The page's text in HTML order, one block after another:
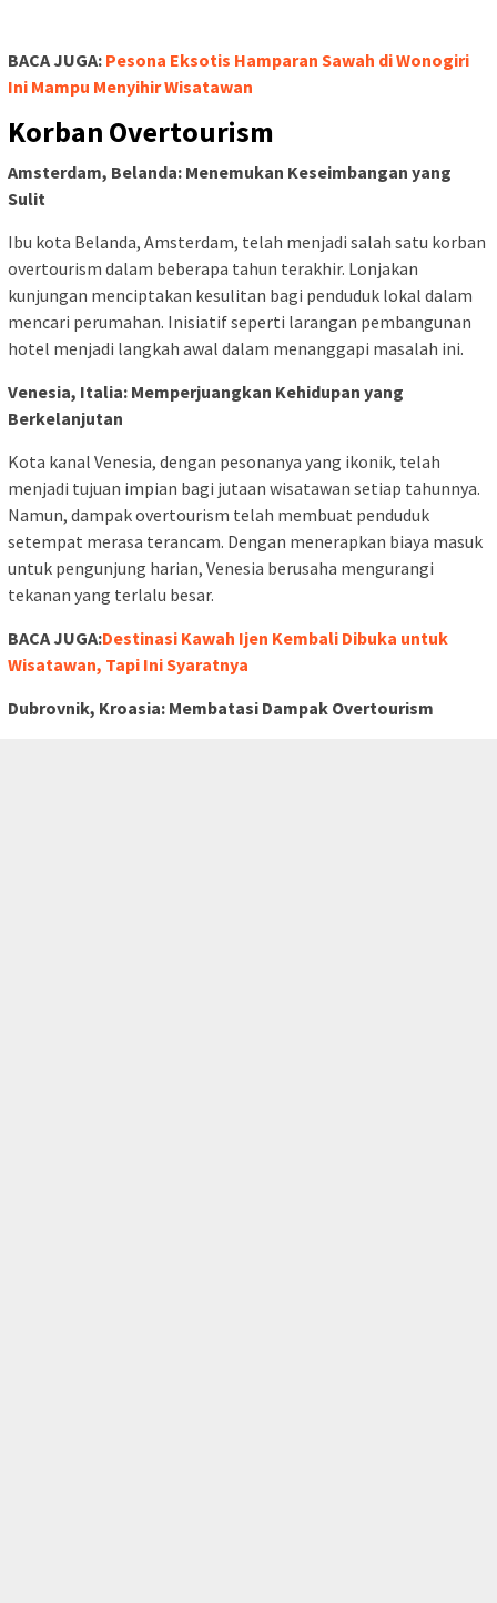
BACA JUGA: Pesona Eksotis Hamparan Sawah di Wonogiri
Ini Mampu Menyihir Wisatawan
Korban Overtourism
Amsterdam, Belanda: Menemukan Keseimbangan yang
Sulit
Ibu kota Belanda, Amsterdam, telah menjadi salah satu korban
overtourism dalam beberapa tahun terakhir. Lonjakan
kunjungan menciptakan kesulitan bagi penduduk lokal dalam
mencari perumahan. Inisiatif seperti larangan pembangunan
hotel menjadi langkah awal dalam menanggapi masalah ini.
Venesia, Italia: Memperjuangkan Kehidupan yang
Berkelanjutan
Kota kanal Venesia, dengan pesonanya yang ikonik, telah
menjadi tujuan impian bagi jutaan wisatawan setiap tahunnya.
Namun, dampak overtourism telah membuat penduduk
setempat merasa terancam. Dengan menerapkan biaya masuk
untuk pengunjung harian, Venesia berusaha mengurangi
tekanan yang terlalu besar.
BACA JUGA:Destinasi Kawah Ijen Kembali Dibuka untuk
Wisatawan, Tapi Ini Syaratnya
Dubrovnik, Kroasia: Membatasi Dampak Overtourism